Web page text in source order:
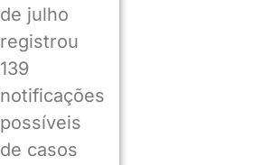
de julho
registrou
139
notificações
possíveis
de casos